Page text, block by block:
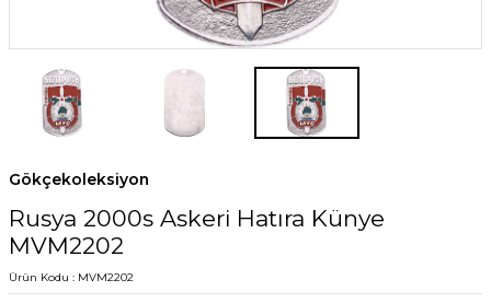
Gökçekoleksiyon
Rusya 2000s Askeri Hatıra Künye
MVM2202
Ürün Kodu : MVM2202